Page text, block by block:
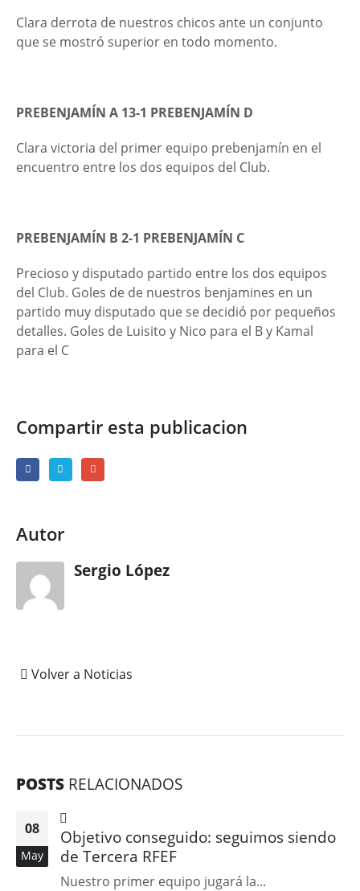
Clara derrota de nuestros chicos ante un conjunto
que se mostró superior en todo momento.
PREBENJAMÍN A 13-1 PREBENJAMÍN D
Clara victoria del primer equipo prebenjamín en el
encuentro entre los dos equipos del Club.
PREBENJAMÍN B 2-1 PREBENJAMÍN C
Precioso y disputado partido entre los dos equipos
del Club. Goles de de nuestros benjamines en un
partido muy disputado que se decidió por pequeños
detalles. Goles de Luisito y Nico para el B y Kamal
para el C
Compartir esta publicacion
Autor
Sergio López
Volver a Noticias
POSTS RELACIONADOS
08
May
Objetivo conseguido: seguimos siendo
de Tercera RFEF
Nuestro primer equipo jugará la...